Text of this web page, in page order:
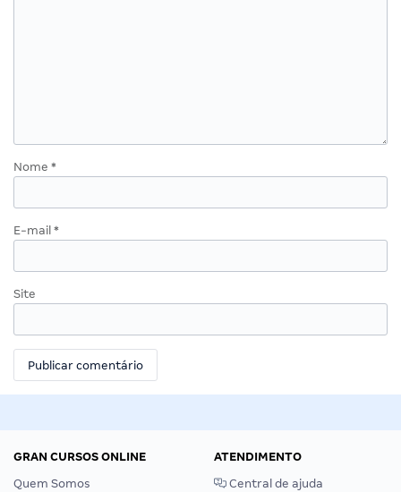
Nome *
E-mail *
Site
GRAN CURSOS ONLINE
Quem Somos
ATENDIMENTO
Central de ajuda